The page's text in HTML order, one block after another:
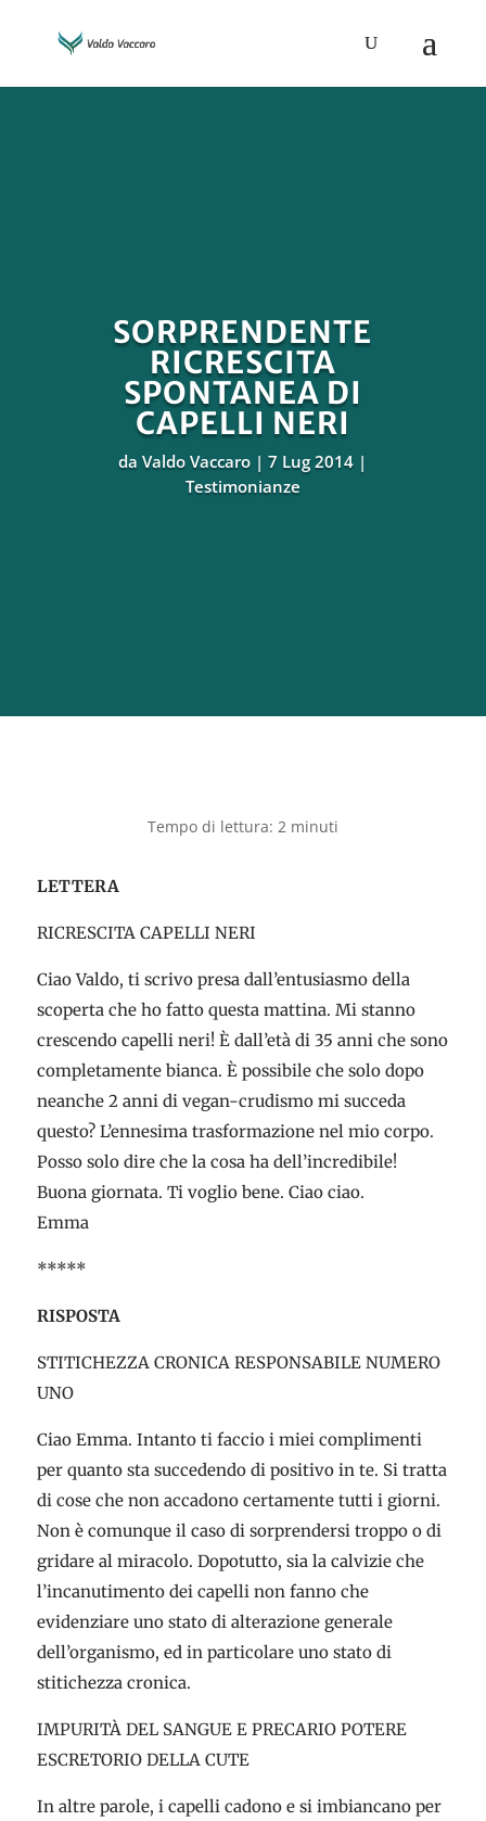
SORPRENDENTE
RICRESCITA
SPONTANEA DI
CAPELLI NERI
daValdo Vaccaro
7 Lug 2014
Testimonianze
LETTERA
RICRESCITA CAPELLI NERI
Ciao Valdo, ti scrivo presa dall’entusiasmo della
scoperta che ho fatto questa mattina. Mi stanno
crescendo capelli neri! È dall’età di 35 anni che sono
completamente bianca. È possibile che solo dopo
neanche 2 anni di vegan-crudismo mi succeda
questo? L’ennesima trasformazione nel mio corpo.
Posso solo dire che la cosa ha dell’incredibile!
Buona giornata. Ti voglio bene. Ciao ciao.
Emma
*****
RISPOSTA
STITICHEZZA CRONICA RESPONSABILE NUMERO
UNO
Ciao Emma. Intanto ti faccio i miei complimenti
per quanto sta succedendo di positivo in te. Si tratta
di cose che non accadono certamente tutti i giorni.
Non è comunque il caso di sorprendersi troppo o di
gridare al miracolo. Dopotutto, sia la calvizie che
l’incanutimento dei capelli non fanno che
evidenziare uno stato di alterazione generale
dell’organismo, ed in particolare uno stato di
stitichezza cronica.
IMPURITÀ DEL SANGUE E PRECARIO POTERE
ESCRETORIO DELLA CUTE
In altre parole, i capelli cadono e si imbiancano per